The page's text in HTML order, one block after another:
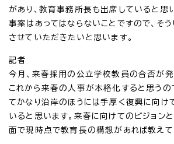
があり、教育事務所長も出席していると思
事案はあってはならないことですので、そ
させていただきたいと思います。
記者
今月、来春採用の公立学校教員の合否が発
これから来春の人事が本格化すると思うの
てかなり沿岸のほうには手厚く復興に向け
いると思います。来春に向けてのビジョン
面で現時点で教育長の構想があれば教えて